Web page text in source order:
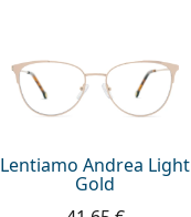
Lentiamo Andrea Light
Gold